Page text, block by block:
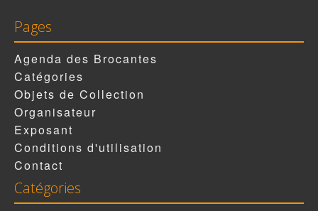
Pages
Agenda des Brocantes
Catégories
Objets de Collection
Organisateur
Exposant
Conditions d'utilisation
Contact
Catégories